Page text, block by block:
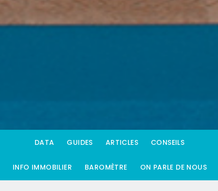
DATA GUIDES ARTICLES CONSEILS
INFO IMMOBILIER BAROMÈTRE ON PARLE DE NOUS